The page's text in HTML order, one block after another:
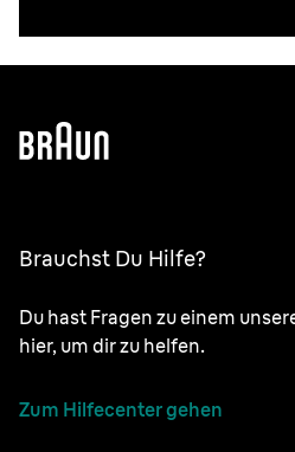
Brauchst Du Hilfe?
Du hast Fragen zu einem
hier, um dir zu helfen.
Zum Hilfecenter gehen